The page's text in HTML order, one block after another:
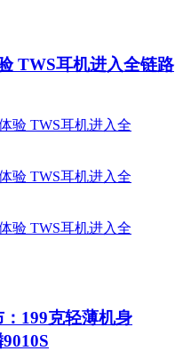
TWS耳机进入全链路
199克轻薄机身